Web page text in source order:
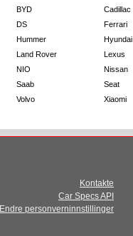
BYD
Cadillac
DS
Ferrari
Hummer
Hyundai
Land Rover
Lexus
NIO
Nissan
Saab
Seat
Volvo
Xiaomi
Kontakte
Car Specs API
Endre personverninnstillinger